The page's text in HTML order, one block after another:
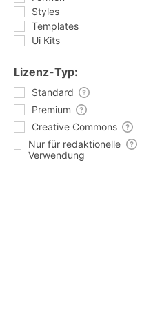
Styles
Templates
Ui Kits
Lizenz-Typ:
Standard
Premium
Creative Commons
Nur für redaktionelle
Verwendung